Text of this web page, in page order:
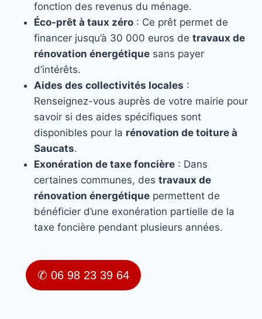
fonction des revenus du ménage.
Éco-prêt à taux zéro : Ce prêt permet de
financer jusqu’à 30 000 euros de travaux de
rénovation énergétique sans payer
d’intérêts.
Aides des collectivités locales :
Renseignez-vous auprès de votre mairie pour
savoir si des aides spécifiques sont
disponibles pour la rénovation de toiture à
Saucats.
Exonération de taxe foncière : Dans
certaines communes, des travaux de
rénovation énergétique permettent de
bénéficier d’une exonération partielle de la
taxe foncière pendant plusieurs années.
✆ 06 98 23 39 64